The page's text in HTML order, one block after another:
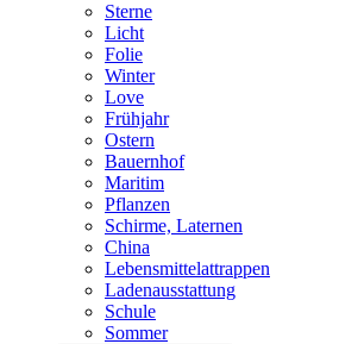
Sterne
Licht
Folie
Winter
Love
Frühjahr
Ostern
Bauernhof
Maritim
Pflanzen
Schirme, Laternen
China
Lebensmittelattrappen
Ladenausstattung
Schule
Sommer